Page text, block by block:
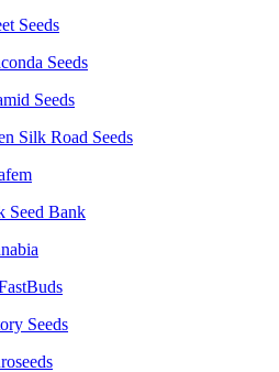
Seeds
Seeds
Seeds
Silk Road Seeds
Seed Bank
Seeds